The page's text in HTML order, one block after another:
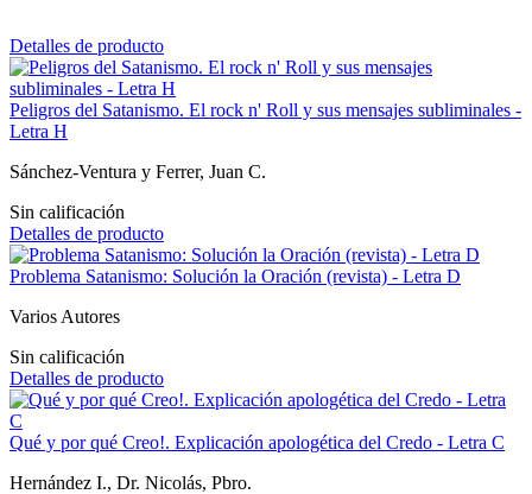
Detalles de producto
Peligros del Satanismo. El rock n' Roll y sus mensajes subliminales -
Letra H
Sánchez-Ventura y Ferrer, Juan C.
Sin calificación
Detalles de producto
Problema Satanismo: Solución la Oración (revista) - Letra D
Varios Autores
Sin calificación
Detalles de producto
Qué y por qué Creo!. Explicación apologética del Credo - Letra C
Hernández I., Dr. Nicolás, Pbro.